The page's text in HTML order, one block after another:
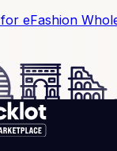
for eFashion